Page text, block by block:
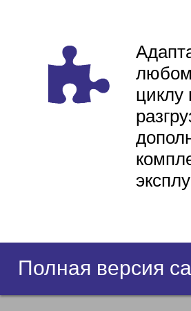
циклу
Полная версия